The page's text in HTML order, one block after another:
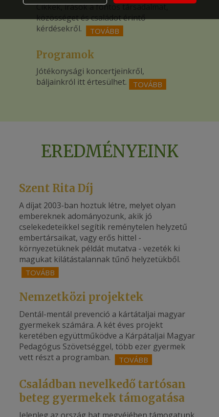
Cikkek, írások a fontos társadalmat,
közösséget és családot érintő
kérdésekről.
TOVÁBB
Programok
Jótékonysági koncertjeinkről,
báljainkról itt értesülhet.
TOVÁBB
EREDMÉNYEINK
Szent Rita Díj
A díjat 2003-ban hoztuk létre, melyet olyan
embereknek adományozunk, akik jó
cselekedeteikkel segítik reménytelen helyzetű
embertársaikat, vagy erős hittel -
környezetüknek példát mutatva - vezeték ki
magukat kilátástalannak tűnő helyzetükből.
TOVÁBB
Nemzetközi projektek
Dentál-mentál prevenció a kártátaljai magyar
gyermekek számára. A két éves projekt
keretében együttműködve a Kárpátaljai Magyar
Pedagógus Szövetséggel, több ezer gyermek
vett részt a programban.
TOVÁBB
Családban nevelkedő tartósan
beteg gyermekek támogatása